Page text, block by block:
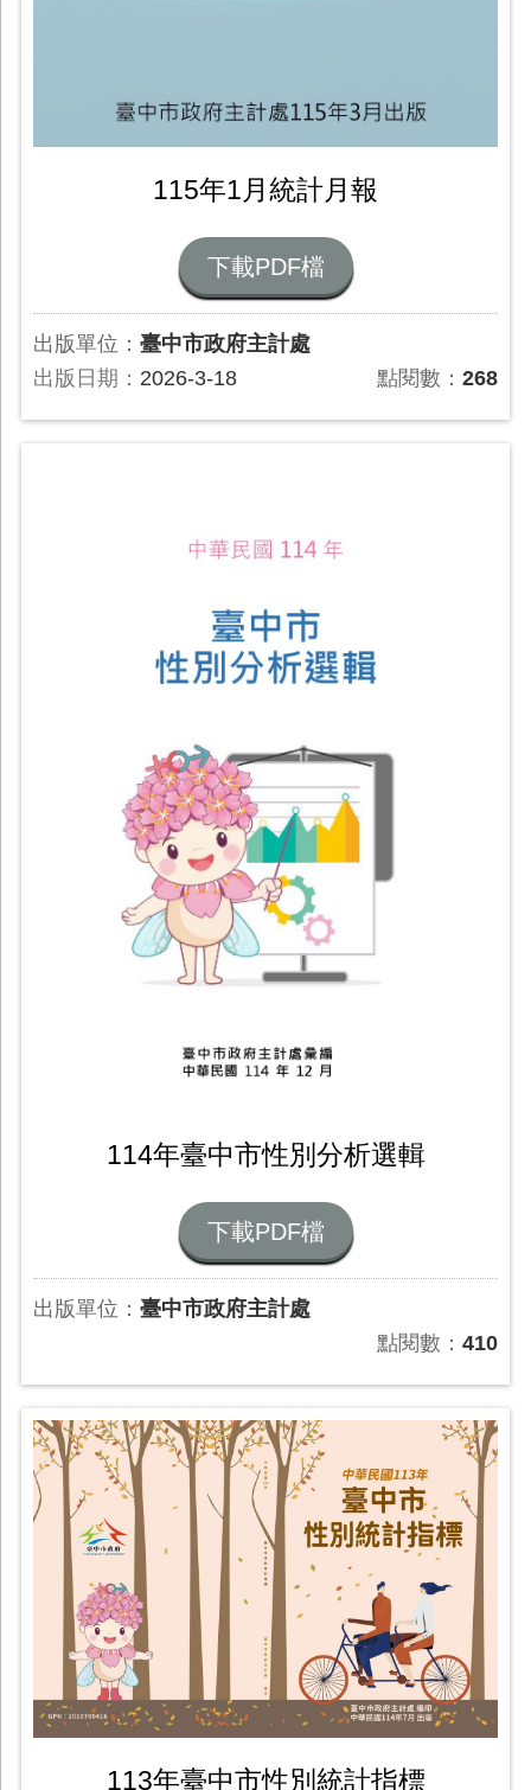
115年1月統計月報
下載PDF檔
出版單位： 臺中市政府主計處
出版日期： 2026-3-18 點閱數：268
114年臺中市性別分析選輯
下載PDF檔
出版單位： 臺中市政府主計處
點閱數：410
113年臺中市性別統計指標